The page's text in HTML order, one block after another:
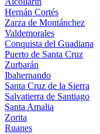
Hernán Cortés
Zarza de Montánchez
Valdemorales
Conquista del Guadiana
Puerto de Santa Cruz
Zurbarán
Ibahernando
Santa Cruz de la Sierra
Salvatierra de Santiago
Santa Amalia
Zorita
Ruanes